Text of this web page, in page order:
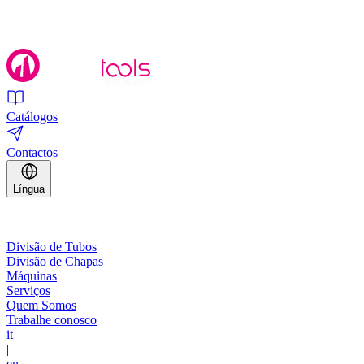
Catálogos
Contactos
Língua
Divisão de Tubos
Divisão de Chapas
Máquinas
Serviços
Quem Somos
Trabalhe conosco
it
|